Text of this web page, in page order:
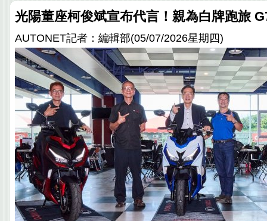
光陽董座柯俊斌宣布代言！親為白牌跑旅
AUTONET記者：編輯部(05/07/2026星期四)